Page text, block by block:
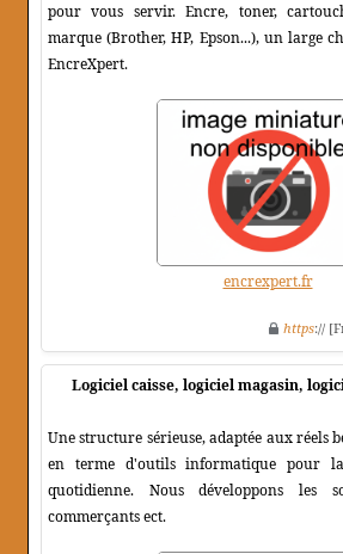
pour vous servir. Encre, toner,
marque (Brother, HP, Epson...), un large
EncreXpert.
encrexpert.fr
https://
Logiciel caisse, logiciel magasin,
Une structure sérieuse, adaptée aux réels
en terme d'outils informatique pour la
quotidienne. Nous développons les
commerçants ect.